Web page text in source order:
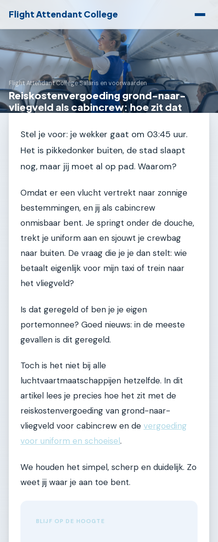
Flight Attendant College
Flight Attendant College›Salaris en voorwaarden
Reiskostenvergoeding grond-naar-
vliegveld als cabincrew: hoe zit dat
Stel je voor: je wekker gaat om 03:45 uur.
Het is pikkedonker buiten, de stad slaapt
nog, maar jij moet al op pad. Waarom?
Omdat er een vlucht vertrekt naar zonnige
bestemmingen, en jij als cabincrew
onmisbaar bent. Je springt onder de douche,
trekt je uniform aan en sjouwt je crewbag
naar buiten. De vraag die je je dan stelt: wie
betaalt eigenlijk voor mijn taxi of trein naar
het vliegveld?
Is dat geregeld of ben je je eigen
portemonnee? Goed nieuws: in de meeste
gevallen is dit geregeld.
Toch is het niet bij alle
luchtvaartmaatschappijen hetzelfde. In dit
artikel lees je precies hoe het zit met de
reiskostenvergoeding van grond-naar-
vliegveld voor cabincrew en de vergoeding
voor uniform en schoeisel.
We houden het simpel, scherp en duidelijk. Zo
weet jij waar je aan toe bent.
BLIJF OP DE HOOGTE